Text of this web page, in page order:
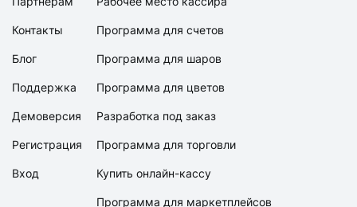
Контакты
Блог
Поддержка
Демоверсия
Регистрация
Вход
Программа для счетов
Программа для шаров
Программа для цветов
Разработка под заказ
Программа для торговли
Купить онлайн-кассу
Программа для маркетплейсов